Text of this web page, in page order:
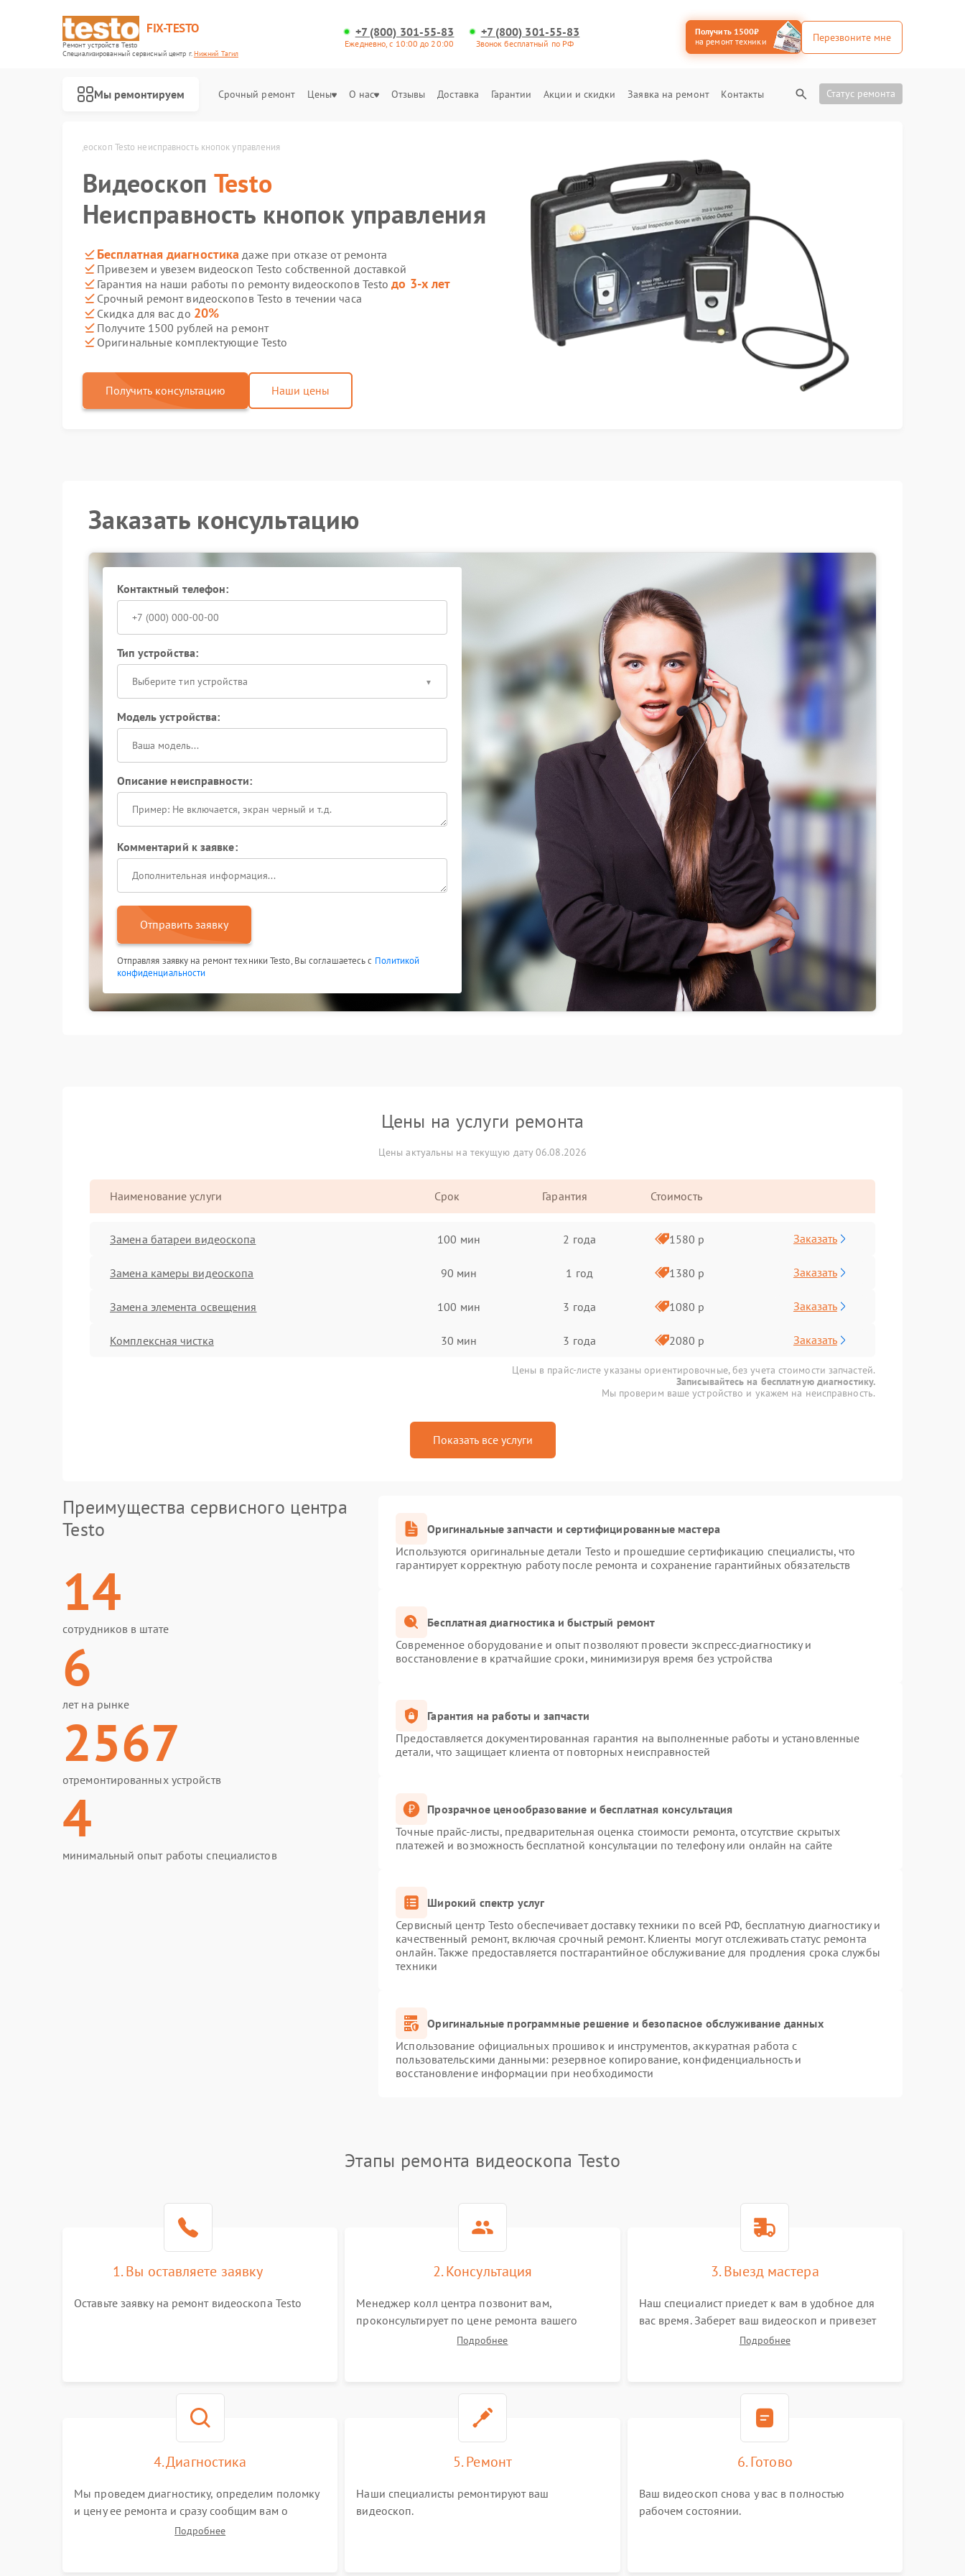
FIX-TESTO
Ремонт устройств Testo
Специализированный cервисный центр г.Нижний Тагил
+7 (800) 301-55-83
Ежедневно, с 10:00 до 20:00
+7 (800) 301-55-83
Звонок бесплатный по РФ
Получить 1500₽
на ремонт техники
Перезвоните мне
Мы ремонтируем Срочный ремонт Цены О нас Отзывы Доставка Гарантии Акции и скидки Заявка на ремонт Контакты Статус ремонта
Видеоскоп Testo неисправность кнопок управления
Видеоскоп Testo
Неисправность кнопок управления
Бесплатная диагностика даже при отказе от ремонта
Привезем и увезем видеоскоп Testo собственной доставкой
Гарантия на наши работы по ремонту видеоскопов Testoдо 3-х лет
Срочный ремонт видеоскопов Testo в течении часа
Скидка для вас до 20%
Получите 1500 рублей на ремонт
Оригинальные комплектующие Testo
Получить консультацию Наши цены
Заказать консультацию
Контактный телефон:
Тип устройства:
Выберите тип устройства
Модель устройства:
Описание неисправности:
Комментарий к заявке:
Отправить заявку
Отправляя заявку на ремонт техники Testo, Вы соглашаетесь с Политикой
конфиденциальности
Цены на услуги ремонта
Цены актуальны на текущую дату 06.08.2026
Наименование услуги Срок Гарантия Стоимость
Замена батареи видеоскопа 100 мин 2 года 1580 р Заказать
Замена камеры видеоскопа 90 мин 1 год 1380 р Заказать
Замена элемента освещения 100 мин 3 года 1080 р Заказать
Комплексная чистка 30 мин 3 года 2080 р Заказать
Цены в прайс-листе указаны ориентировочные, без учета стоимости запчастей.
Записывайтесь на бесплатную диагностику.
Мы проверим ваше устройство и укажем на неисправность.
Показать все услуги
Преимущества сервисного центра
Testo
14
сотрудников в штате
6
лет на рынке
2567
отремонтированных устройств
4
минимальный опыт работы специалистов
Оригинальные запчасти и сертифицированные мастера
Используются оригинальные детали Testo и прошедшие сертификацию специалисты, что
гарантирует корректную работу после ремонта и сохранение гарантийных обязательств
Бесплатная диагностика и быстрый ремонт
Современное оборудование и опыт позволяют провести экспресс-диагностику и
восстановление в кратчайшие сроки, минимизируя время без устройства
Гарантия на работы и запчасти
Предоставляется документированная гарантия на выполненные работы и установленные
детали, что защищает клиента от повторных неисправностей
Прозрачное ценообразование и бесплатная консультация
Точные прайс-листы, предварительная оценка стоимости ремонта, отсутствие скрытых
платежей и возможность бесплатной консультации по телефону или онлайн на сайте
Широкий спектр услуг
Сервисный центр Testo обеспечивает доставку техники по всей РФ, бесплатную диагностику и
качественный ремонт, включая срочный ремонт. Клиенты могут отслеживать статус ремонта
онлайн. Также предоставляется постгарантийное обслуживание для продления срока службы
техники
Оригинальные программные решение и безопасное обслуживание данных
Использование официальных прошивок и инструментов, аккуратная работа с
пользовательскими данными: резервное копирование, конфиденциальность и
восстановление информации при необходимости
Этапы ремонта видеоскопа Testo
1. Вы оставляете заявку
Оставьте заявку на ремонт видеоскопа Testo
2. Консультация
Менеджер колл центра позвонит вам,
проконсультирует по цене ремонта вашего
видеоскопа а также ответит на все ваши
Подробнее
3. Выезд мастера
Наш специалист приедет к вам в удобное для
вас время. Заберет ваш видеоскоп и привезет
на склад для диагностики.
Подробнее
4. Диагностика
Мы проведем диагностику, определим поломку
и цену ее ремонта и сразу сообщим вам о
сроках ее устраненияПодробнее
5. Ремонт
Наши специалисты ремонтируют ваш
видеоскоп.
6. Готово
Ваш видеоскоп снова у вас в полностью
рабочем состоянии.